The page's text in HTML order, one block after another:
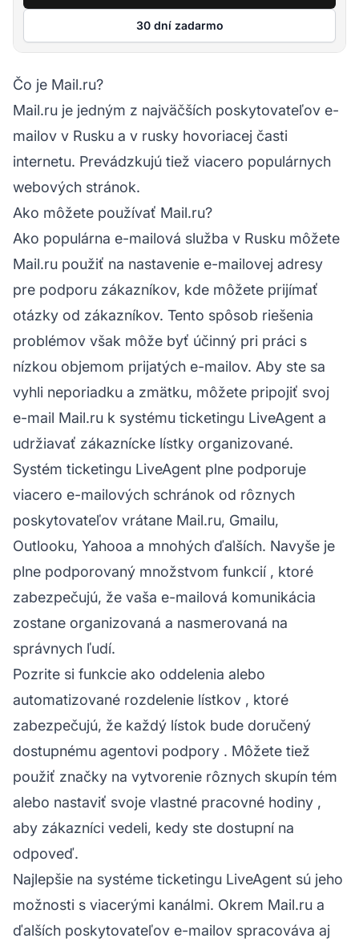
30 dní zadarmo
Čo je Mail.ru?
Mail.ru je jedným z najväčších poskytovateľov e-
mailov v Rusku a v rusky hovoriacej časti
internetu. Prevádzkujú tiež viacero populárnych
webových stránok.
Ako môžete používať Mail.ru?
Ako populárna e-mailová služba v Rusku môžete
Mail.ru použiť na nastavenie e-mailovej adresy
pre podporu zákazníkov, kde môžete prijímať
otázky od zákazníkov. Tento spôsob riešenia
problémov však môže byť účinný pri práci s
nízkou objemom prijatých e-mailov. Aby ste sa
vyhli neporiadku a zmätku, môžete pripojiť svoj
e-mail Mail.ru k systému ticketingu LiveAgent a
udržiavať zákaznícke lístky organizované.
Systém ticketingu LiveAgent plne podporuje
viacero e-mailových schránok od rôznych
poskytovateľov vrátane Mail.ru, Gmailu,
Outlooku, Yahooa a mnohých ďalších. Navyše je
plne podporovaný množstvom funkcií, ktoré
zabezpečujú, že vaša e-mailová komunikácia
zostane organizovaná a nasmerovaná na
správnych ľudí.
Pozrite si funkcie ako oddelenia alebo
automatizované rozdelenie lístkov , ktoré
zabezpečujú, že každý lístok bude doručený
dostupnému agentovi podpory . Môžete tiež
použiť značky na vytvorenie rôznych skupín tém
alebo nastaviť svoje vlastné pracovné hodiny ,
aby zákazníci vedeli, kedy ste dostupní na
odpoveď.
Najlepšie na systéme ticketingu LiveAgent sú jeho
možnosti s viacerými kanálmi. Okrem Mail.ru a
ďalších poskytovateľov e-mailov spracováva aj